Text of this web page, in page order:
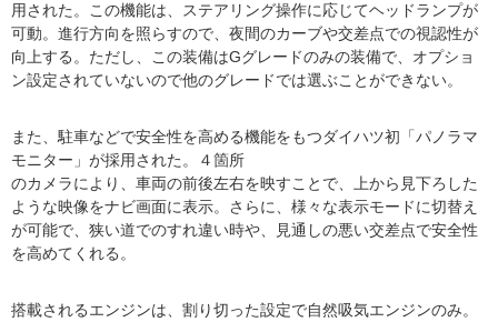
用された。この機能は、ステアリング操作に応じてヘッドランプが
可動。進行方向を照らすので、夜間のカーブや交差点での視認性が
向上する。ただし、この装備はGグレードのみの装備で、オプショ
ン設定されていないので他のグレードでは選ぶことができない。
また、駐車などで安全性を高める機能をもつダイハツ初「パノラマ
モニター」が採用された。４箇所
のカメラにより、車両の前後左右を映すことで、上から見下ろした
ような映像をナビ画面に表示。さらに、様々な表示モードに切替え
が可能で、狭い道でのすれ違い時や、見通しの悪い交差点で安全性
を高めてくれる。
搭載されるエンジンは、割り切った設定で自然吸気エンジンのみ。